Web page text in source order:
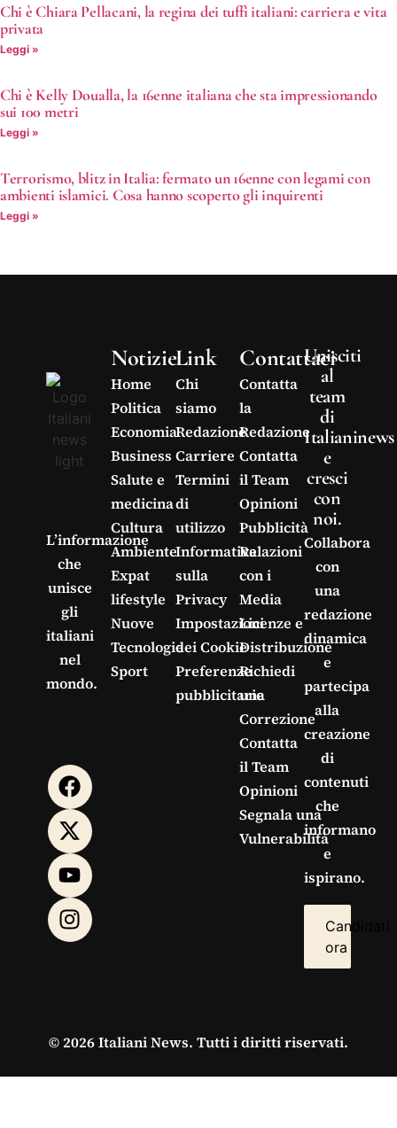
Chi è Chiara Pellacani, la regina dei tuffi italiani: carriera e vita
privata
Leggi »
Chi è Kelly Doualla, la 16enne italiana che sta impressionando
sui 100 metri
Leggi »
Terrorismo, blitz in Italia: fermato un 16enne con legami con
ambienti islamici. Cosa hanno scoperto gli inquirenti
Leggi »
L’informazione
che
unisce
gli
italiani
nel
mondo.
Notizie
Home
Politica
Economia
Business
Salute e
medicina
Cultura
Ambiente
Expat
lifestyle
Nuove
Tecnologie
Sport
Link
Chi
siamo
Redazione
Carriere
Termini
di
utilizzo
Informativa
sulla
Privacy
Impostazioni
dei Cookie
Preferenze
pubblicitarie
Contattaci
Contatta
la
Redazione
Contatta
il Team
Opinioni
Pubblicità
Relazioni
con i
Media
Licenze e
Distribuzione
Richiedi
una
Correzione
Contatta
il Team
Opinioni
Segnala una
Vulnerabilità
Unisciti
al
team
di
Italianinews
e
cresci
con
noi.
Collabora
con
una
redazione
dinamica
e
partecipa
alla
creazione
di
contenuti
che
informano
e
ispirano.
Candidati
ora
© 2026 Italiani News. Tutti i diritti riservati.